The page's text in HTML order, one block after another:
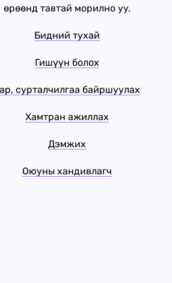
өрөөнд тавтай морилно уу.
Бидний тухай
Гишүүн болох
сурталчилгаа байршуулах
Хамтран ажиллах
Дэмжих
Оюуны хандивлагч